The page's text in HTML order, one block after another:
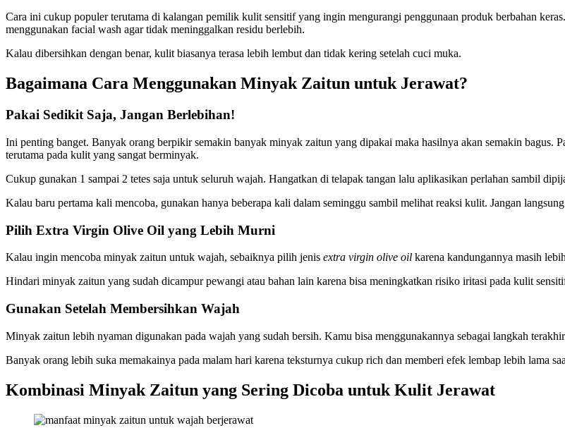
Cara ini cukup populer terutama di kalangan pemilik kulit sensitif yang ingin mengurangi penggunaan produk berbahan
menggunakan facial wash agar tidak meninggalkan residu berlebih.
Kalau dibersihkan dengan benar, kulit biasanya terasa lebih lembut dan tidak kering setelah cuci muka.
Bagaimana Cara Menggunakan Minyak Zaitun untuk Jerawat?
Pakai Sedikit Saja, Jangan Berlebihan!
Ini penting banget. Banyak orang berpikir semakin banyak minyak zaitun yang dipakai maka hasilnya akan semakin bagus.
terutama pada kulit yang sangat berminyak.
Cukup gunakan 1 sampai 2 tetes saja untuk seluruh wajah. Hangatkan di telapak tangan lalu aplikasikan perlahan sambil
Kalau baru pertama kali mencoba, gunakan hanya beberapa kali dalam seminggu sambil melihat reaksi kulit. Jangan
Pilih Extra Virgin Olive Oil yang Lebih Murni
Kalau ingin mencoba minyak zaitun untuk wajah, sebaiknya pilih jenis extra virgin olive oil karena kandungannya masih
Hindari minyak zaitun yang sudah dicampur pewangi atau bahan lain karena bisa meningkatkan risiko iritasi pada kulit
Gunakan Setelah Membersihkan Wajah
Minyak zaitun lebih nyaman digunakan pada wajah yang sudah bersih. Kamu bisa menggunakannya sebagai langkah
Banyak orang lebih suka memakainya pada malam hari karena teksturnya cukup rich dan memberi efek lembap lebih lama
Kombinasi Minyak Zaitun yang Sering Dicoba untuk Kulit Jerawat